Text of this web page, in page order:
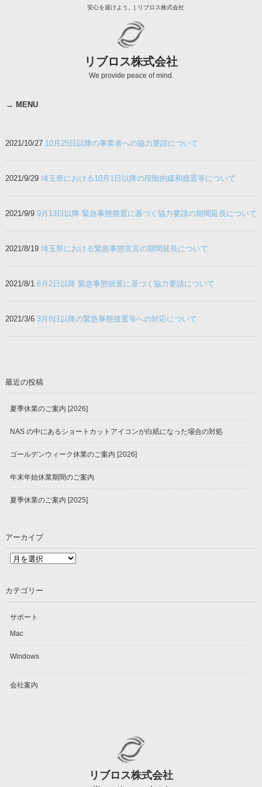
安心を届けよう。| リブロス株式会社
リブロス株式会社
We provide peace of mind.
MENU
2021/10/27 10月25日以降の事業者への協力要請について
2021/9/29 埼玉県における10月1日以降の段階的緩和措置等について
2021/9/9 9月13日以降 緊急事態措置に基づく協力要請の期間延長について
2021/8/19 埼玉県における緊急事態宣言の期間延長について
2021/8/1 8月2日以降 緊急事態措置に基づく協力要請について
2021/3/6 3月8日以降の緊急事態措置等への対応について
最近の投稿
夏季休業のご案内 [2026]
NAS の中にあるショートカットアイコンが白紙になった場合の対処
ゴールデンウィーク休業のご案内 [2026]
年末年始休業期間のご案内
夏季休業のご案内 [2025]
アーカイブ
ア
イ
カテゴリー
サポート
Mac
Windows
会社案内
リブロス株式会社